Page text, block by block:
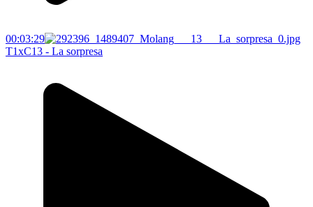
00:03:29
T1xC13 - La sorpresa